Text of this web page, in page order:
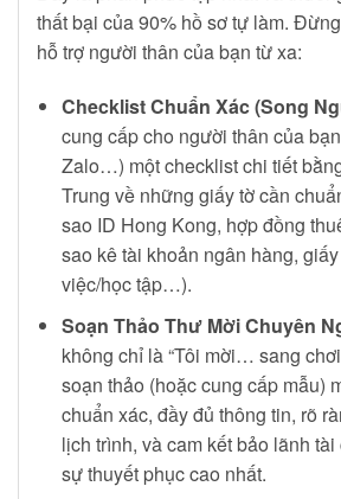
thất bại của 90% hồ sơ tự làm.
hỗ trợ người thân của bạn từ xa:
Checklist Chuẩn Xác (Song
cung cấp cho người thân của
Zalo…) một checklist chi tiết
Trung về những giấy tờ cần
sao ID Hong Kong, hợp đồng
sao kê tài khoản ngân hàng,
việc/học tập…).
Soạn Thảo Thư Mời Chuyên
không chỉ là “Tôi mời… sang
soạn thảo (hoặc cung cấp mẫu)
chuẩn xác, đầy đủ thông tin, rõ
lịch trình, và cam kết bảo lãnh
sự thuyết phục cao nhất.